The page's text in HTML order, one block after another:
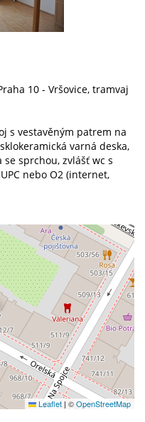
10 - Vršovice, tramvaj
s vestavěným patrem na
varná deska,
sprchou, zvlášť wc s
nebo O2 (internet,
Leaflet | ©OpenStreetMap